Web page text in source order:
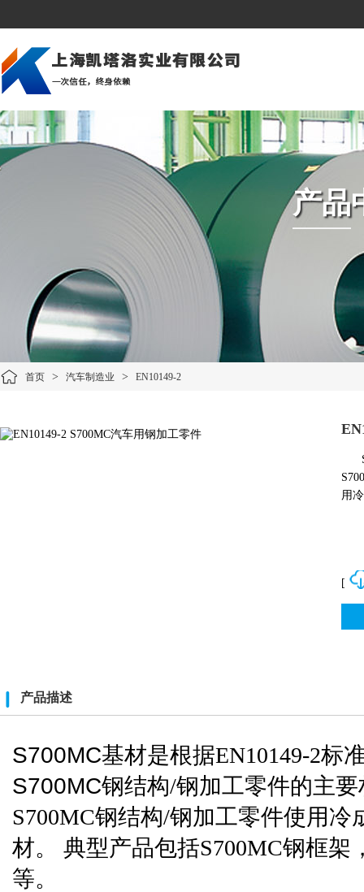
公司简介 企业文化
组织架构
建筑行业 造船行业
石油天然气
海上平台
汽车制造业
发电厂
美洲市场 亚洲市场
欧洲市场
产品
首页 > 汽车制造业 > EN10149-2
用
[
产品描述
S700MC基材是根据EN10149-2标
S700MC钢结构/钢加工零件的主
S700MC钢结构/钢加工零件使用冷
材。
典型产品包括S700MC钢框架
等。